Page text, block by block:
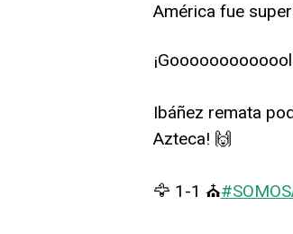
América fue
Ibáñez remata
Azteca! 🙌
🦅 1-1 ⛪